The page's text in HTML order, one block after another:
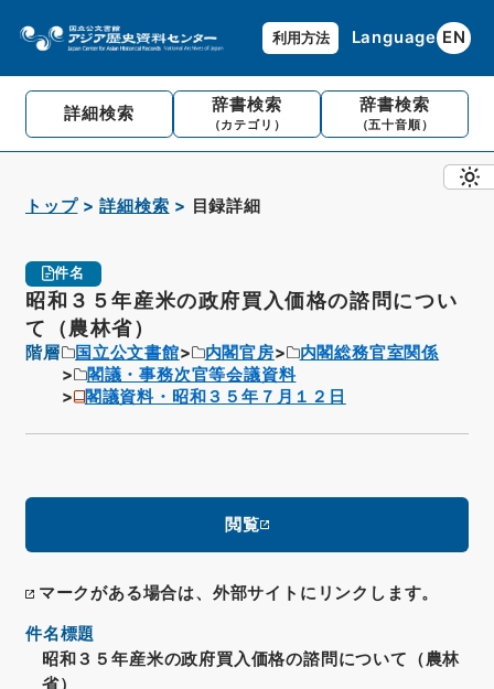
利用方法 Language EN
詳細検索 辞書検索
（カテゴリ）
辞書検索
（五十音順）
トップ 詳細検索 目録詳細
件名
昭和３５年産米の政府買入価格の諮問につい
て（農林省）
階層 国立公文書館 内閣官房
内閣総務官室関係
閣議・事務次官等会議資料
閣議資料・昭和３５年７月１２日
閲覧
マークがある場合は、外部サイトにリンクします。
件名標題
昭和３５年産米の政府買入価格の諮問について（農林
省）